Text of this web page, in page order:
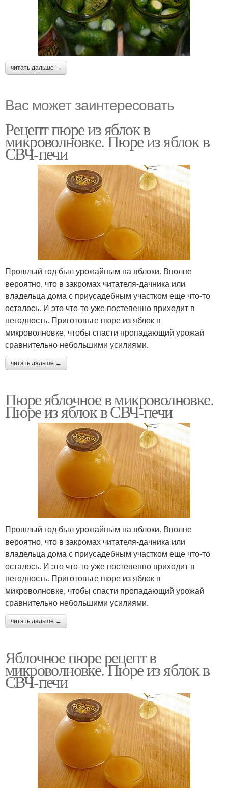
читать дальше →
Вас может заинтересовать
Рецепт пюре из яблок в
микроволновке. Пюре из яблок в
СВЧ-печи
Прошлый год был урожайным на яблоки. Вполне
вероятно, что в закромах читателя-дачника или
владельца дома с приусадебным участком еще что-то
осталось. И это что-то уже постепенно приходит в
негодность. Приготовьте пюре из яблок в
микроволновке, чтобы спасти пропадающий урожай
сравнительно небольшими усилиями.
читать дальше →
Пюре яблочное в микроволновке.
Пюре из яблок в СВЧ-печи
Прошлый год был урожайным на яблоки. Вполне
вероятно, что в закромах читателя-дачника или
владельца дома с приусадебным участком еще что-то
осталось. И это что-то уже постепенно приходит в
негодность. Приготовьте пюре из яблок в
микроволновке, чтобы спасти пропадающий урожай
сравнительно небольшими усилиями.
читать дальше →
Яблочное пюре рецепт в
микроволновке. Пюре из яблок в
СВЧ-печи